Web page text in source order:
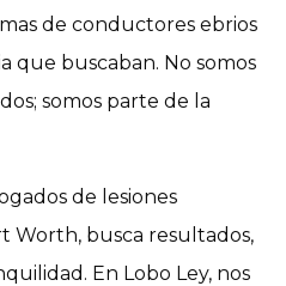
de conductores ebrios
que buscaban. No somos
somos parte de la
de lesiones
Worth, busca resultados,
En Lobo Ley, nos